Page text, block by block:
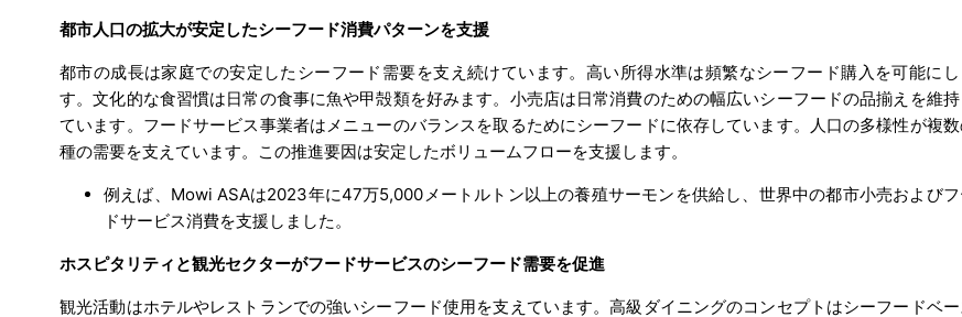
都市人口の拡大が安定したシーフード消費パターンを支援
都市の成長は家庭での安定したシーフード需要を支え続けています。高い所得水準は頻繁なシーフード購入を可能にし
す。文化的な食習慣は日常の食事に魚や甲殻類を好みます。小売店は日常消費のための幅広いシーフードの品揃えを維持
ています。フードサービス事業者はメニューのバランスを取るためにシーフードに依存しています。人口の多様性が複
種の需要を支えています。この推進要因は安定したボリュームフローを支援します。
例えば、Mowi ASAは2023年に47万5,000メートルトン以上の養殖サーモンを供給し、世界中の都市小売およびフ
ドサービス消費を支援しました。
ホスピタリティと観光セクターがフードサービスのシーフード需要を促進
観光活動はホテルやレストランでの強いシーフード使用を支えています。高級ダイニングのコンセプトはシーフードベー